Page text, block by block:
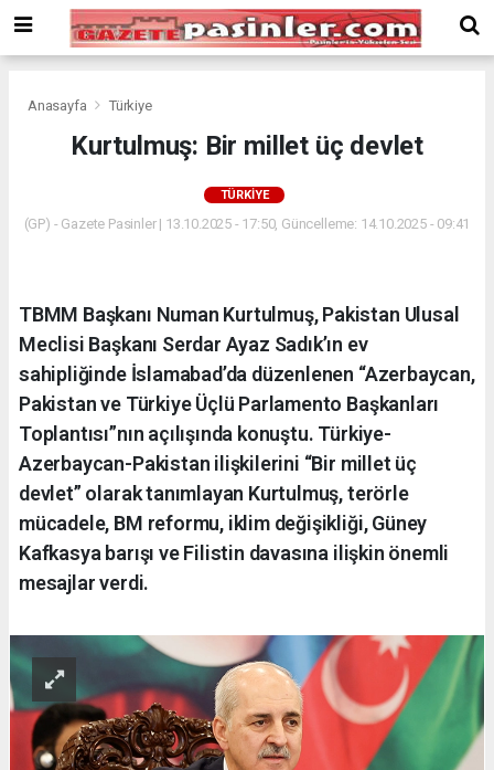
Bonusu
Veren
deneme
bonus
Bonus
Veren
Anasayfa Türkiye
Kurtulmuş: Bir millet üç devlet
TÜRKIYE
(GP) - Gazete Pasinler | 13.10.2025 - 17:50, Güncelleme: 14.10.2025 - 09:41
TBMM Başkanı Numan Kurtulmuş, Pakistan Ulusal
Meclisi Başkanı Serdar Ayaz Sadık’ın ev
sahipliğinde İslamabad’da düzenlenen “Azerbaycan,
Pakistan ve Türkiye Üçlü Parlamento Başkanları
Toplantısı”nın açılışında konuştu. Türkiye-
Azerbaycan-Pakistan ilişkilerini “Bir millet üç
devlet” olarak tanımlayan Kurtulmuş, terörle
mücadele, BM reformu, iklim değişikliği, Güney
Kafkasya barışı ve Filistin davasına ilişkin önemli
mesajlar verdi.